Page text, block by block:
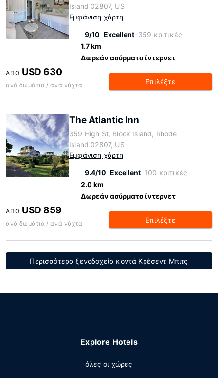
Island 02807, US
Εμφάνιση χάρτη
9/10 Excellent 359 κριτικές
1.7 km
Δωρεάν ασύρματο ίντερνετ
ΑΠΌ USD 630
ανά δωμάτιο / ανά νύχτα Επιλέξτε
The Atlantic Inn
359 High St, Block Island, Rhode
Island 02807, US
Εμφάνιση χάρτη
9.4/10 Excellent 100 κριτικές
2.0 km
Δωρεάν ασύρματο ίντερνετ
ΑΠΌ USD 859
ανά δωμάτιο / ανά νύχτα Επιλέξτε
Περισσότερα ξενοδοχεία κοντά Κρέσεντ Μπιτς
Explore Hotels
όλες οι χώρες